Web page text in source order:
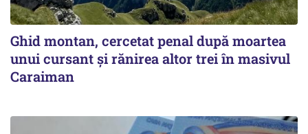
Ghid montan, cercetat penal după moartea
unui cursant și rănirea altor trei în masivul
Caraiman